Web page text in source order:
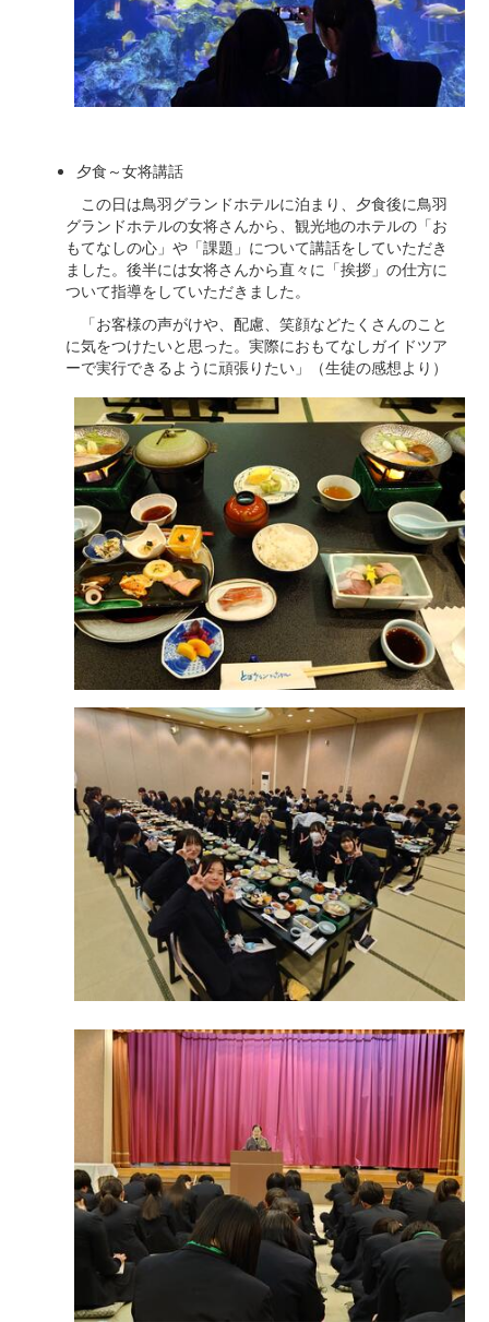
夕食～女将講話
この日は鳥羽グランドホテルに泊まり、夕食後に鳥羽
グランドホテルの女将さんから、観光地のホテルの「お
もてなしの心」や「課題」について講話をしていただき
ました。後半には女将さんから直々に「挨拶」の仕方に
ついて指導をしていただきました。
「お客様の声がけや、配慮、笑顔などたくさんのこと
に気をつけたいと思った。実際におもてなしガイドツア
ーで実行できるように頑張りたい」（生徒の感想より）